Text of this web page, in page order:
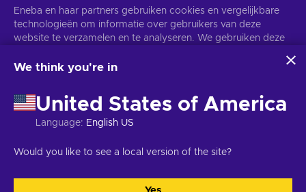
Abonneer
U kunt zich op elk gewenst moment afmelden. Bezoek dePrivacy
Copyright © 2026 Eneba. Alle rechten voorbehouden. JSC "Helis
Eneba en haar partners gebruiken cookies en vergelijkbare
technologieën om informatie over gebruikers van deze
website te verzamelen en te analyseren. We gebruiken deze
de site te verbeteren. Uw persoonlijke gegevens kunnen ook
Door op 'Alles accepteren' te klikken, geef je toestemming
voor het gebruik van deze technologieën door Eneba en haar
partners. U kunt uw toestemming aanpassen door op
Voor meer informatie over hoe Google uw gegevens
We think you're in
United States of America
Language: English US
Would you like to see a local version of the site?